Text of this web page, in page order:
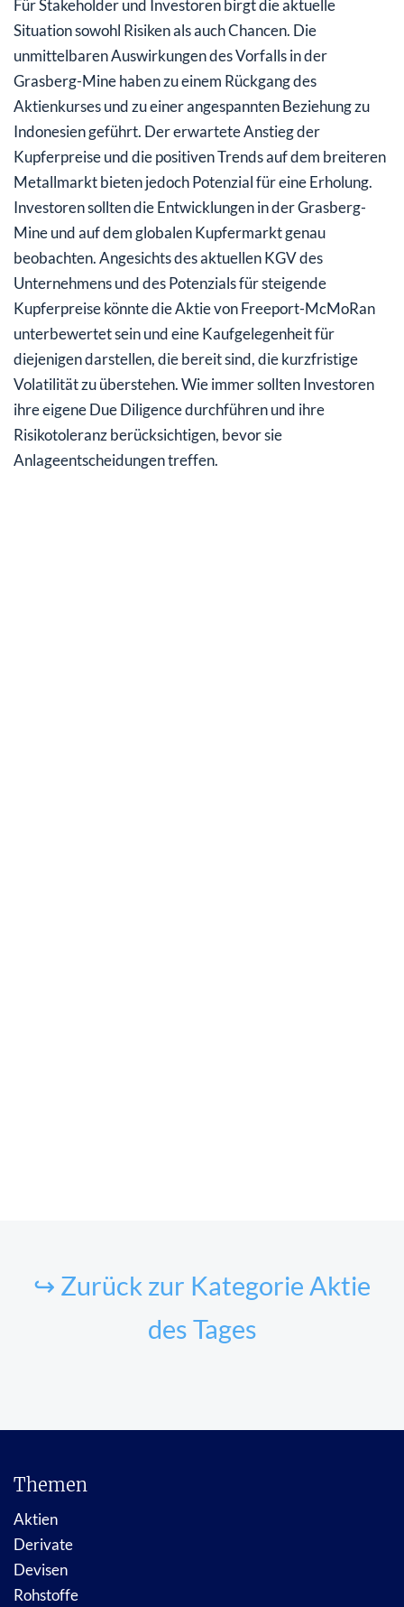
Für Stakeholder und Investoren birgt die aktuelle
Situation sowohl Risiken als auch Chancen. Die
unmittelbaren Auswirkungen des Vorfalls in der
Grasberg-Mine haben zu einem Rückgang des
Aktienkurses und zu einer angespannten Beziehung zu
Indonesien geführt. Der erwartete Anstieg der
Kupferpreise und die positiven Trends auf dem breiteren
Metallmarkt bieten jedoch Potenzial für eine Erholung.
Investoren sollten die Entwicklungen in der Grasberg-
Mine und auf dem globalen Kupfermarkt genau
beobachten. Angesichts des aktuellen KGV des
Unternehmens und des Potenzials für steigende
Kupferpreise könnte die Aktie von Freeport-McMoRan
unterbewertet sein und eine Kaufgelegenheit für
diejenigen darstellen, die bereit sind, die kurzfristige
Volatilität zu überstehen. Wie immer sollten Investoren
ihre eigene Due Diligence durchführen und ihre
Risikotoleranz berücksichtigen, bevor sie
Anlageentscheidungen treffen.
↪ Zurück zur Kategorie Aktie
des Tages
Themen
Aktien
Derivate
Devisen
Rohstoffe